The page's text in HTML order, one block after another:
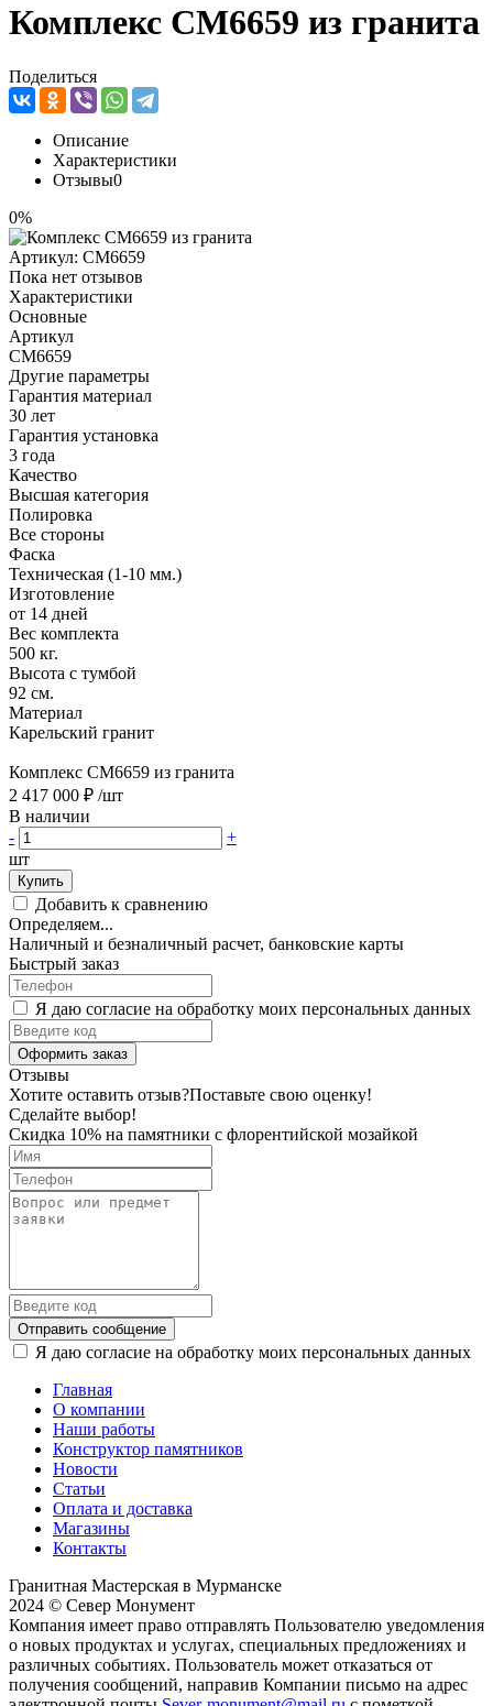
Комплекс CM6659 из гранита
Поделиться
Описание
Характеристики
Отзывы0
0%
Артикул: CM6659
Пока нет отзывов
Характеристики
Основные
Артикул
CM6659
Другие параметры
Гарантия материал
30 лет
Гарантия установка
3 года
Качество
Высшая категория
Полировка
Все стороны
Фаска
Техническая (1-10 мм.)
Изготовление
от 14 дней
Вес комплекта
500 кг.
Высота с тумбой
92 см.
Материал
Карельский гранит
Комплекс CM6659 из гранита
2 417 000 ₽ /шт
В наличии
-
+
шт
Купить
Добавить к сравнению
Определяем...
Наличный и безналичный расчет, банковские карты
Быстрый заказ
Я даю согласие на обработку моих персональных данных
Оформить заказ
Отзывы
Хотите оставить отзыв?Поставьте свою оценку!
Сделайте выбор!
Скидка 10% на памятники с флорентийской мозайкой
Отправить сообщение
Я даю согласие на обработку моих персональных данных
Главная
О компании
Наши работы
Конструктор памятников
Новости
Статьи
Оплата и доставка
Магазины
Контакты
Гранитная Мастерская в Мурманске
2024 © Север Монумент
Компания имеет право отправлять Пользователю уведомления
о новых продуктах и услугах, специальных предложениях и
различных событиях. Пользователь может отказаться от
получения сообщений, направив Компании письмо на адрес